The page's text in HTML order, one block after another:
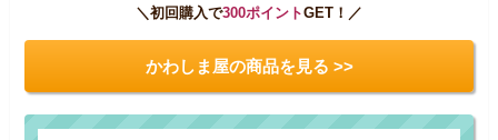
＼初回購入で300ポイントGET！／
かわしま屋の商品を見る >>